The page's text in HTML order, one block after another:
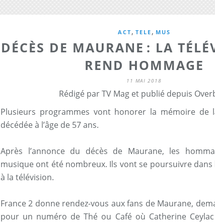
ACT, TELE , MUS
DÉCÈS DE MAURANE : LA
REND HOMMAGE
11 MAI 2018
Rédigé par TV Mag et publié depuis
Plusieurs programmes vont honorer la mémoire de
décédée à l’âge de 57 ans.
Après l’annonce du décès de Maurane, les
musique ont été nombreux. Ils vont se poursuivre
à la télévision.
France 2 donne rendez-vous aux fans de Maurane,
pour un numéro de Thé ou Café où Catherine